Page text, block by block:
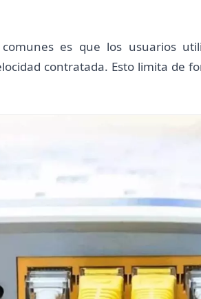
es que los usuarios
contratada. Esto limita de